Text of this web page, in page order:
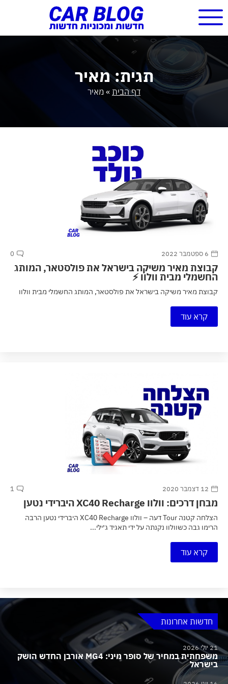
תגית: מאיר
דף הבית » מאיר
6 ספטמבר 2022 0
קבוצת מאיר משיקה בישראל את פולסטאר, המותג
החשמלי מבית וולוו ⚡
קבוצת מאיר משיקה בישראל את פולסטאר, המותג החשמלי מבית וולוו
קרא עוד
12 דצמבר 2020 1
מבחן דרכים: וולוו XC40 Recharge היברידי נטען
הצלחה קטנה Tour דעה – וולוו XC40 Recharge היברידי נטען הרבה
הרימו גבה כשוולוו נקנתה על ידי תאגיד ג׳ילי...
קרא עוד
חדשות אחרונות
21 יולי 2026
משפחתית במחיר של סופר מיני: MG4 אורבן החדש הושק
בישראל